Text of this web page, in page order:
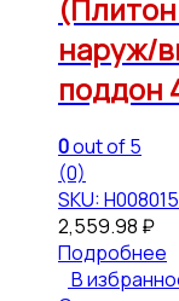
наруж/
поддон
0out of 5
(0)
SKU: Н008015
2,559.98 ₽
Подробнее
В